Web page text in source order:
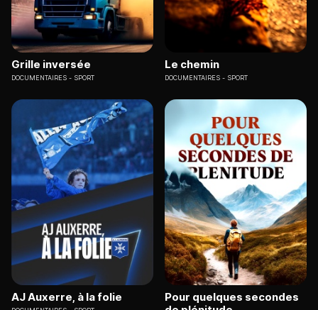
Grille inversée
DOCUMENTAIRES SPORT
Le chemin
DOCUMENTAIRES SPORT
AJ Auxerre, à la folie
Pour quelques secondes